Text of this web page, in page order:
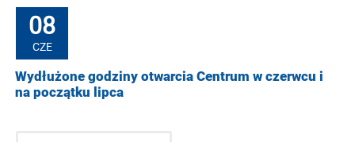
08
CZE
Wydłużone godziny otwarcia Centrum w czerwcu i
na początku lipca